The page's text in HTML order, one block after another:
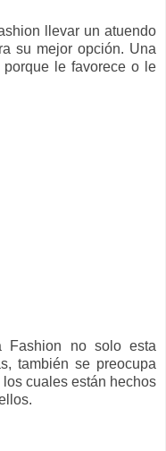
llevar un atuendo
su mejor opción. Una
le favorece o le
Fashion no solo esta
también se preocupa
cuales están hechos